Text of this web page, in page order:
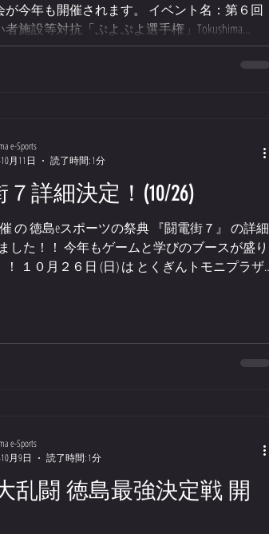
が今年も開催されます。 イベント名：第６回
施設等対抗「ぷよぷよ選手権」Tokushima
２６年３月１４日（土）１３時～１６
全国の障がい者施設等の利用者を対象と
力：株式会社セガ 当日の様子は、YouTube
全国へ配信されます。 詳細をご確認の上、 コ
トリーフォームよりお申込みください！ 申込
２６年２月２８日１７時 ※参加施設多数の場
なります 皆様のお申込みをお待ちしていま
詳細決定！(10/26)
催 の 徳島eスポーツの祭典 『闘電街７』 の詳細
した！！ 今年もゲームと学びのブースが盛り
２６日 (日) は とくぎんトモニプラザ
【サテライト会場】
e-Sports
月11日
読了時間: 1分
大乱闘 徳島最強決定戦 開
e-Sports
月9日
読了時間: 1分